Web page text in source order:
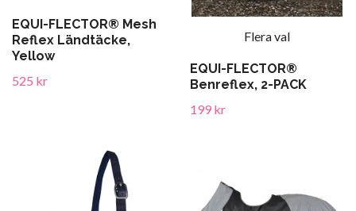
EQUI-FLECTOR® Mesh
Reflex Ländtäcke,
Yellow
525 kr
Flera val
EQUI-FLECTOR®
Benreflex, 2-PACK
199 kr